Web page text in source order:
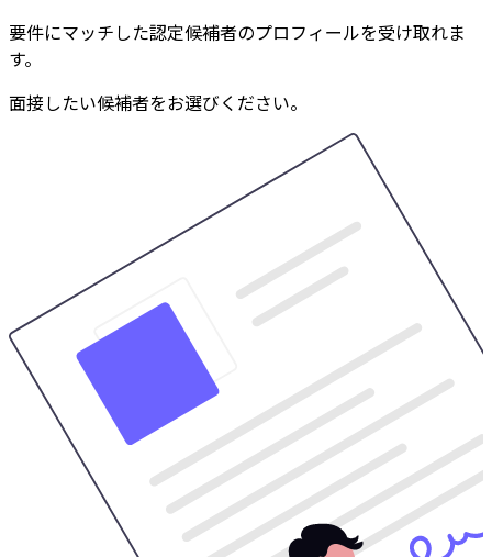
要件にマッチした認定候補者のプロフィールを受け取れま
す。
面接したい候補者をお選びください。